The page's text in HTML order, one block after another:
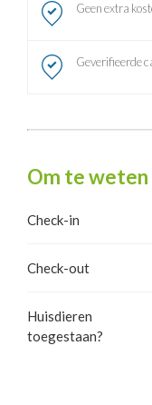
Geen extra
Geverifieerde
Om te
Check-in
Check-out
Huisdieren
toegestaan?